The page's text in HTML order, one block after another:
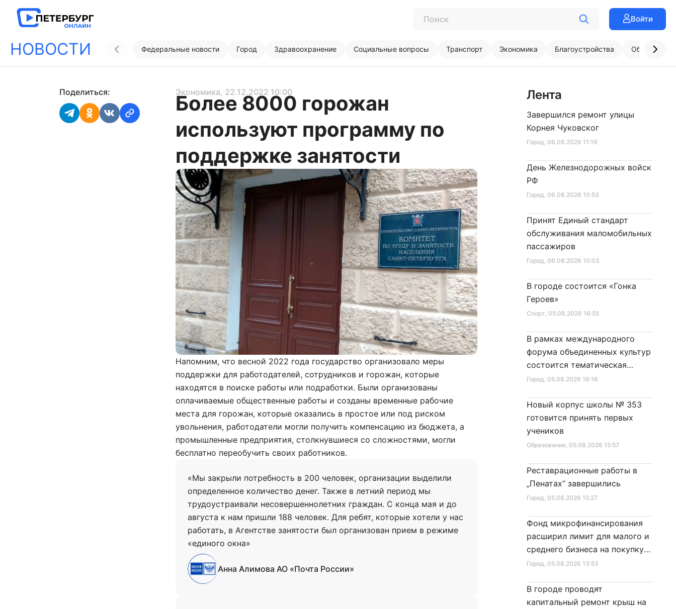
Войти
НОВОСТИ Федеральные новости Город Здравоохранение Социальные вопросы Транспорт Экономика Благоустройства
Поделиться: Экономика, 22.12.2022 10:00
Более 8000 горожан
используют программу по
поддержке занятости
Напомним, что весной 2022 года государство организовало меры
поддержки для работодателей, сотрудников и горожан, которые
находятся в поиске работы или подработки. Были организованы
оплачиваемые общественные работы и созданы временные рабочие
места для горожан, которые оказались в простое или под риском
увольнения, работодатели могли получить компенсацию из бюджета, а
промышленные предприятия, столкнувшиеся со сложностями, могли
бесплатно переобучить своих работников.
«Мы закрыли потребность в 200 человек, организации выделили
определенное количество денег. Также в летний период мы
трудоустраивали несовершеннолетних граждан. С конца мая и до
августа к нам пришли 188 человек. Для ребят, которые хотели у нас
работать, в Агентстве занятости был организован прием в режиме
«единого окна»
Анна Алимова АО «Почта России»
Лента
Город, 06.08.2026 11:19
Завершился ремонт улицы
Корнея Чуковског
Город, 06.08.2026 10:53
День Железнодорожных войск
РФ
Город, 06.08.2026 10:03
Принят Единый стандарт
обслуживания маломобильных
пассажиров
Спорт, 05.08.2026 16:55
В городе состоится «Гонка
Героев»
Город, 05.08.2026 16:16
В рамках международного
форума объединенных культур
состоится тематическая
секция
Образование, 05.08.2026 15:57
Новый корпус школы № 353
готовится принять первых
учеников
Город, 05.08.2026 15:27
Реставрационные работы в
„Пенатах“ завершились
Город, 05.08.2026 13:53
Фонд микрофинансирования
расширил лимит для малого и
среднего бизнеса на покупку
специальной техники
В городе проводят
капитальный ремонт крыш на